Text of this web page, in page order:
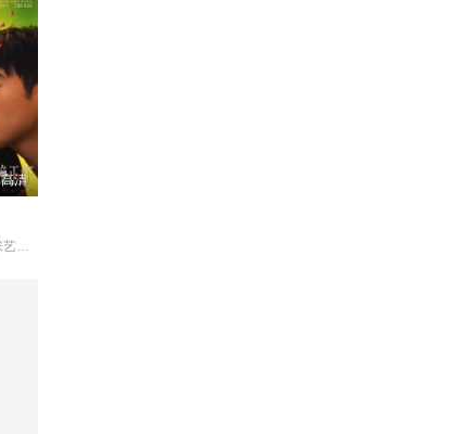
高清
马思纯 陈昊森 张艺凡 宋洋